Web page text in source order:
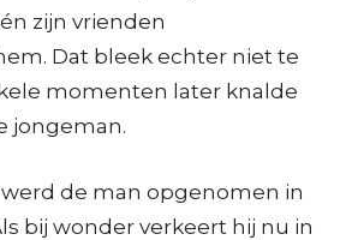
zijn vrienden
Dat bleek echter niet te
momenten later knalde
jongeman.
de man opgenomen in
bij wonder verkeert hij nu in